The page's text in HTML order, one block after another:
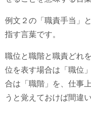
例文２の「職責手当」
指す言葉です。
職位と職階と職責どれ
位を表す場合は「職位
合は「職階」を、仕事
うと覚えておけば間違